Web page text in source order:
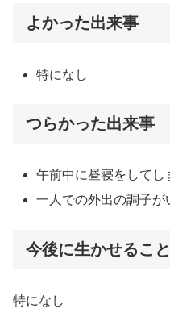
よかった出来事
特になし
つらかった出来事
午前中に昼寝をしてし
一人での外出の調子が
今後に生かせること
特になし